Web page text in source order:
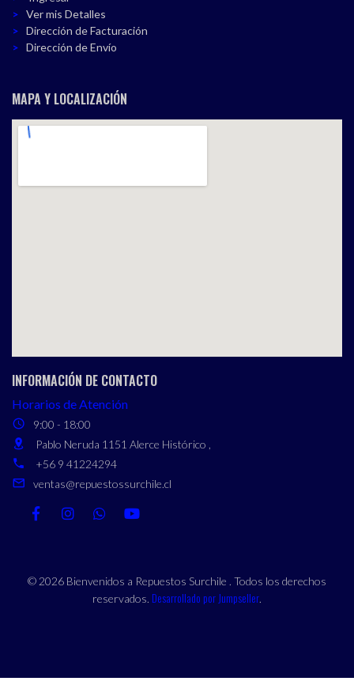
Ver mis Detalles
Dirección de Facturación
Dirección de Envío
MAPA Y LOCALIZACIÓN
INFORMACIÓN DE CONTACTO
Horarios de Atención
9:00 - 18:00
Pablo Neruda 1151 Alerce Histórico ,
+56 9 41224294
ventas@repuestossurchile.cl
© 2026 Bienvenidos a Repuestos Surchile . Todos los derechos
reservados. Desarrollado por Jumpseller.